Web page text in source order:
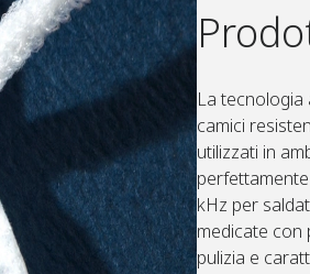
La
camici
utilizzati in
kHz per
medicate con
pulizia e